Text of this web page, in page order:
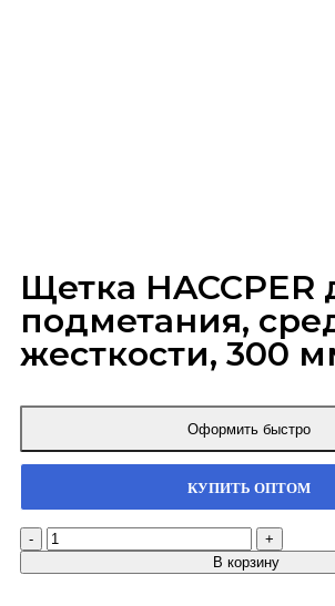
Щетка HACCPER
подметания,
жесткости, 300
Оформить быстро
КУПИТЬ ОПТОМ
В корзину